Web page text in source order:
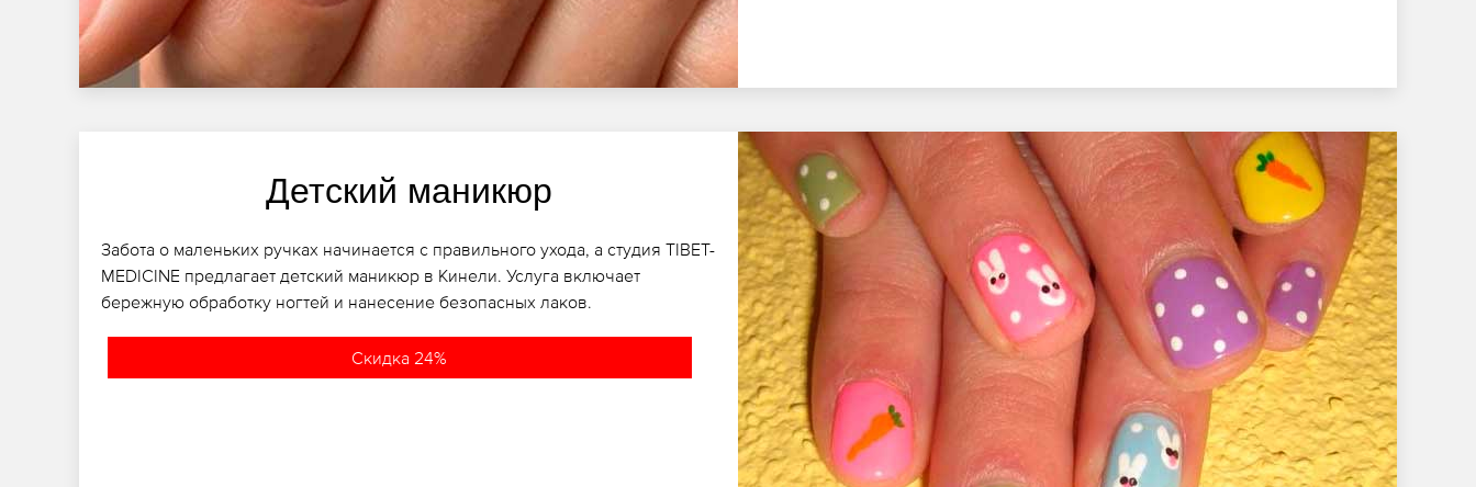
Детский маникюр
Забота о маленьких ручках начинается с правильного ухода, а студия TIBET-
MEDICINE предлагает детский маникюр в Кинели. Услуга включает
бережную обработку ногтей и нанесение безопасных лаков.
Скидка 24%